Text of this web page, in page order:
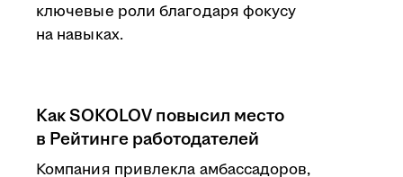
ключевые роли благодаря фокусу
на навыках.
Как SOKOLOV повысил место
в Рейтинге работодателей
Компания привлекла амбассадоров,